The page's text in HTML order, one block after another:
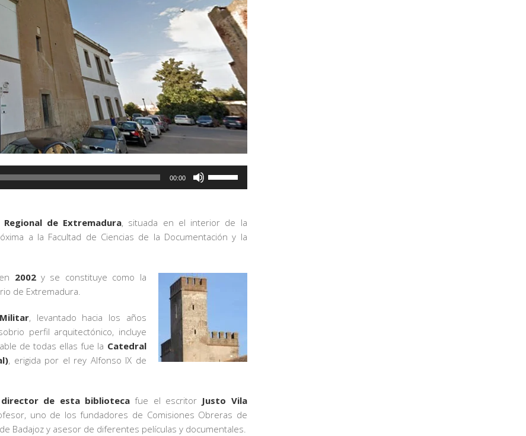
00:00
flecha
arriba/abajo
aumentar
volumen.
de Extremadura, situada en el interior de la
a la Facultad de Ciencias de la Documentación y la
2002y se constituye como la
de Extremadura.
, levantado hacia los años
perfil arquitectónico, incluye
de todas ellas fue la Catedral
, erigida por el rey Alfonso IX de
de esta biblioteca fue el escritor Justo Vila
uno de los fundadores de Comisiones Obreras de
Badajoz y asesor de diferentes películas y documentales.